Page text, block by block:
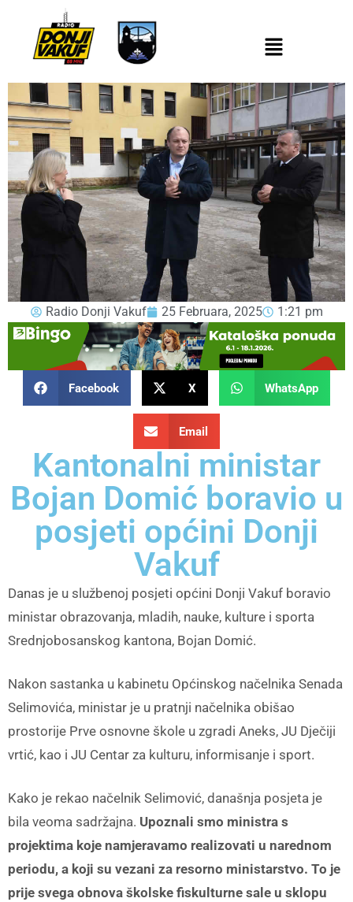
Radio Donji Vakuf 25 Februara, 2025 1:21 pm
Facebook X WhatsApp
Email
Kantonalni ministar
Bojan Domić boravio u
posjeti općini Donji
Vakuf
Danas je u službenoj posjeti općini Donji Vakuf boravio
ministar obrazovanja, mladih, nauke, kulture i sporta
Srednjobosanskog kantona, Bojan Domić.
Nakon sastanka u kabinetu Općinskog načelnika Senada
Selimovića, ministar je u pratnji načelnika obišao
prostorije Prve osnovne škole u zgradi Aneks, JU Dječiji
vrtić, kao i JU Centar za kulturu, informisanje i sport.
Kako je rekao načelnik Selimović, današnja posjeta je
bila veoma sadržajna. Upoznali smo ministra s
projektima koje namjeravamo realizovati u narednom
periodu, a koji su vezani za resorno ministarstvo. To je
prije svega obnova školske fiskulturne sale u sklopu